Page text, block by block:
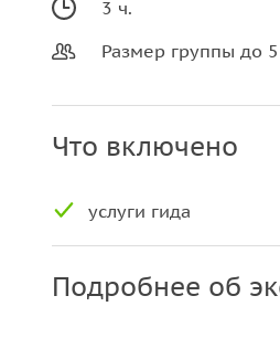
3 ч.
Размер группы до
Что включено
услуги гида
Подробнее об